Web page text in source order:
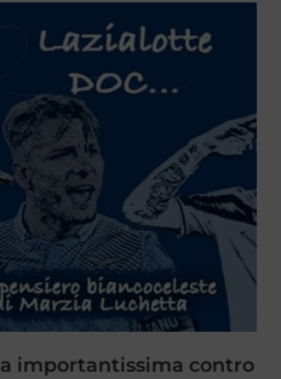
importantissima contro